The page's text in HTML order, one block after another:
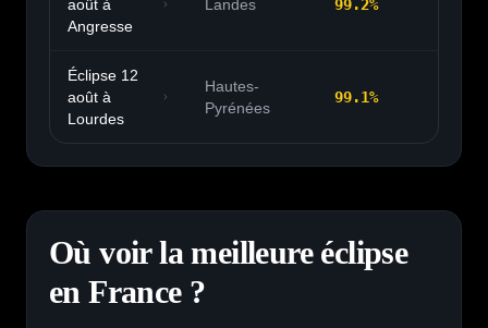
août à
Angresse
Landes 99.2%
Éclipse 12
août à
Lourdes
Hautes-
Pyrénées
99.1%
Où voir la meilleure éclipse
en France ?